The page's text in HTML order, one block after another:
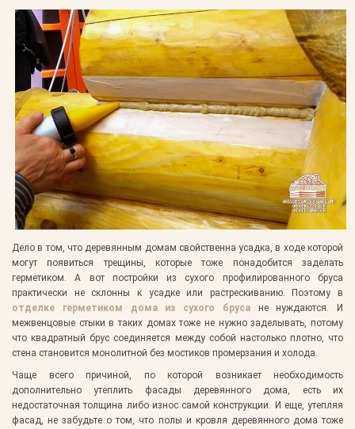
Дело в том, что деревянным домам свойственна усадка, в ходе которой
могут появиться трещины, которые тоже понадобится заделать
герметиком. А вот постройки из сухого профилированного бруса
практически не склонны к усадке или растрескиванию. Поэтому в
отделке герметиком дома из сухого брусане нуждаются. И
межвенцовые стыки в таких домах тоже не нужно заделывать, потому
что квадратный брус соединяется между собой настолько плотно, что
стена становится монолитной без мостиков промерзания и холода.
Чаще всего причиной, по которой возникает необходимость
дополнительно утеплить фасады деревянного дома, есть их
недостаточная толщина либо износ самой конструкции. И еще, утепляя
фасад, не забудьте о том, что полы и кровля деревянного дома тоже